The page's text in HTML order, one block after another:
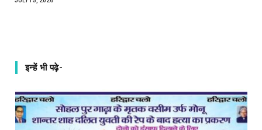
इन्हें भी पढ़े-